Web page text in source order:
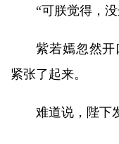
“可朕觉得，
紫若嫣忽然
紧张了起来。
难道说，陛下